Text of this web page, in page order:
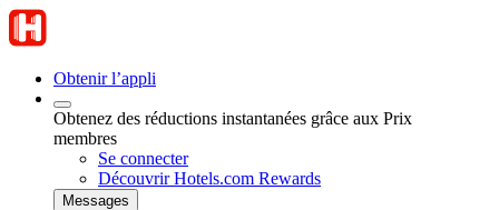
Obtenir l’appli
Obtenez des réductions instantanées grâce aux Prix
membres
Se connecter
Découvrir Hotels.com Rewards
Messages